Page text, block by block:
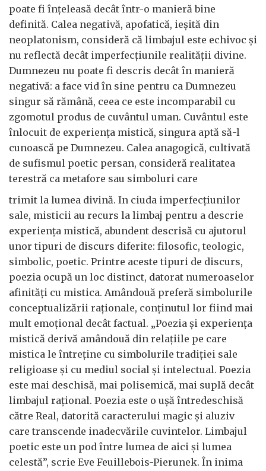
poate fi înțeleasă decât într-o manieră bine
definită. Calea negativă, apofatică, ieșită din
neoplatonism, consideră că limbajul este echivoc și
nu reflectă decât imperfecțiunile realității divine.
Dumnezeu nu poate fi descris decât în manieră
negativă: a face vid în sine pentru ca Dumnezeu
singur să rămână, ceea ce este incomparabil cu
zgomotul produs de cuvântul uman. Cuvântul este
înlocuit de experiența mistică, singura aptă să-l
cunoască pe Dumnezeu. Calea anagogică, cultivată
de sufismul poetic persan, consideră realitatea
terestră ca metafore sau simboluri care
trimit la lumea divină. In ciuda imperfecțiunilor
sale, misticii au recurs la limbaj pentru a descrie
experiența mistică, abundent descrisă cu ajutorul
unor tipuri de discurs diferite: filosofic, teologic,
simbolic, poetic. Printre aceste tipuri de discurs,
poezia ocupă un loc distinct, datorat numeroaselor
afinități cu mistica. Amândouă preferă simbolurile
conceptualizării raționale, conținutul lor fiind mai
mult emoțional decât factual. „Poezia și experiența
mistică derivă amândouă din relațiile pe care
mistica le întreține cu simbolurile tradiției sale
religioase și cu mediul social și intelectual. Poezia
este mai deschisă, mai polisemică, mai suplă decât
limbajul rațional. Poezia este o ușă întredeschisă
către Real, datorită caracterului magic și aluziv
care transcende inadecvările cuvintelor. Limbajul
poetic este un pod între lumea de aici și lumea
celestă”, scrie Eve Feuillebois-Pierunek. În inima